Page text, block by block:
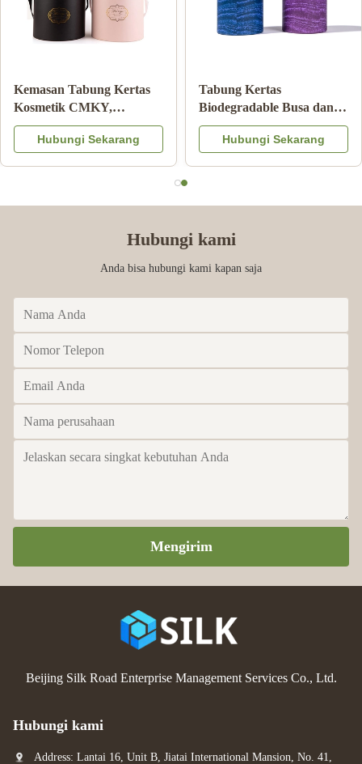
Silinder
Matte
Sekarang
Kemasan Makanan
Tabung Kertas Karton
Dengan Tutup Logam
Logo Warna CMYK
Timbul
Hubungi Sekarang
Hubungi kami
Anda bisa hubungi kami kapan saja
Mengirim
Beijing Silk Road Enterprise Management Services Co., Ltd.
Hubungi kami
Address: Lantai 16, Unit B, Jiatai International Mansion, No. 41,